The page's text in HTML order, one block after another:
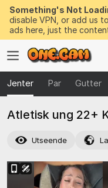
Something's Not
disable VPN, or add us
ads here, just the
Jenter Par Gutter
Atletisk ung 22+
Utseende